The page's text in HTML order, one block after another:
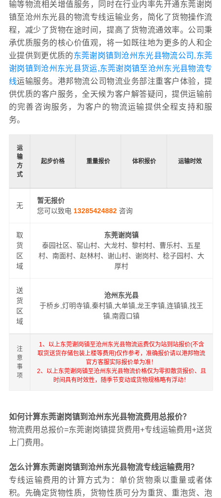
输等物流相关增值服务，同时在行业内率先开通东莞谢岗
镇至沧州东光县的物流专线运输业务，简化了货物操作流
程，减少了货物在途时间，提高了货物流通效率。公司秉
承优质服务的核心价值观，将一如既往地为更多的人和企
业提供到更优质的东莞谢岗镇到沧州东光县物流公司,东莞
谢岗镇到沧州东光县货运,东莞谢岗镇至沧州东光县物流专
线运输服务。港邦物流公司物流业务部注重客户体验，提
供优质的客户服务，全天候为客户解答疑问，提供运输前
的完善咨询服务，为客户的物流运输提供全程支持和服
务。
运
输
方
式
起步价格 重量报价 体积报价 运输时效
无
暂无报价
您可以致电 13285424882 咨询
取
货
区
域
东莞谢岗镇
泰园社区、窑山村、大龙村、黎村村、曹乐村、五星
村、南面村、赵林村、谢山村、谢岗村、稔子园村、大
厚村
送
货
区
域
沧州东光县
于桥乡,灯明寺镇,秦村镇,大单镇,龙王李镇,连镇镇,找王
镇,南霞口镇
注
意
事
项
1、以上东莞谢岗镇至沧州东光县物流运费仅为站到站报价(不含
取货送货存储包装上楼等费用)仅作参考，准确报价请以港邦物流
官方客服实际报价单为准！
2、以上东莞谢岗镇至沧州东光县物流价格仅为零担散货报价、且
时间具有时效性，随季节变动或货物规格略有浮动！
如何计算东莞谢岗镇到沧州东光县物流费用总报价？
物流费用总报价=东莞谢岗镇提货费用+专线运输费用+送货
上门费用。
怎么计算东莞谢岗镇到沧州东光县物流专线运输费用？
专线运输费用的计算方式为：单价货物乘以重量或者体
积。先确定货物性质，货物性质可分为重货、重泡货、泡